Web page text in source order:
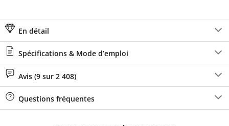
En détail
Spécifications & Mode d’emploi
Avis (9 sur 2 408)
Questions fréquentes